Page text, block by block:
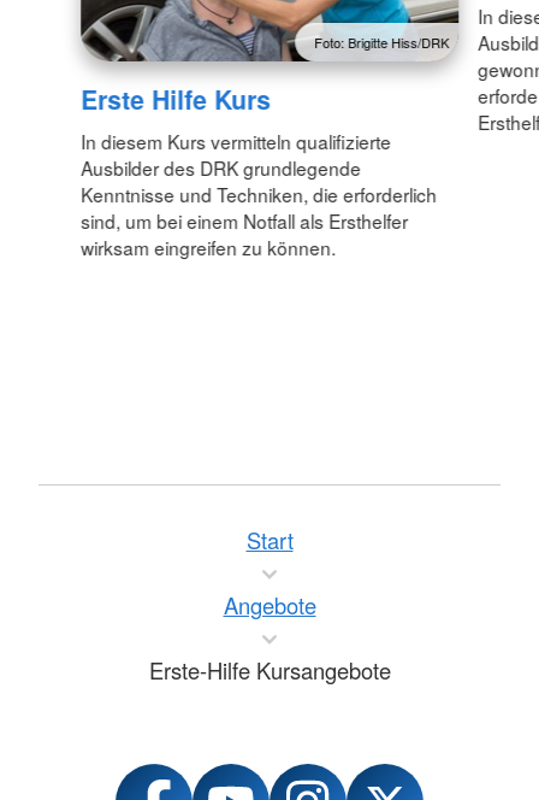
Foto: Brigitte Hiss/DRK
Erste Hilfe Kurs
In diesem Kurs vermitteln qualifizierte
Ausbilder des DRK grundlegende
Kenntnisse und Techniken, die erforderlich
sind, um bei einem Notfall als Ersthelfer
wirksam eingreifen zu können.
In
Start
Angebote
Erste-Hilfe Kursangebote